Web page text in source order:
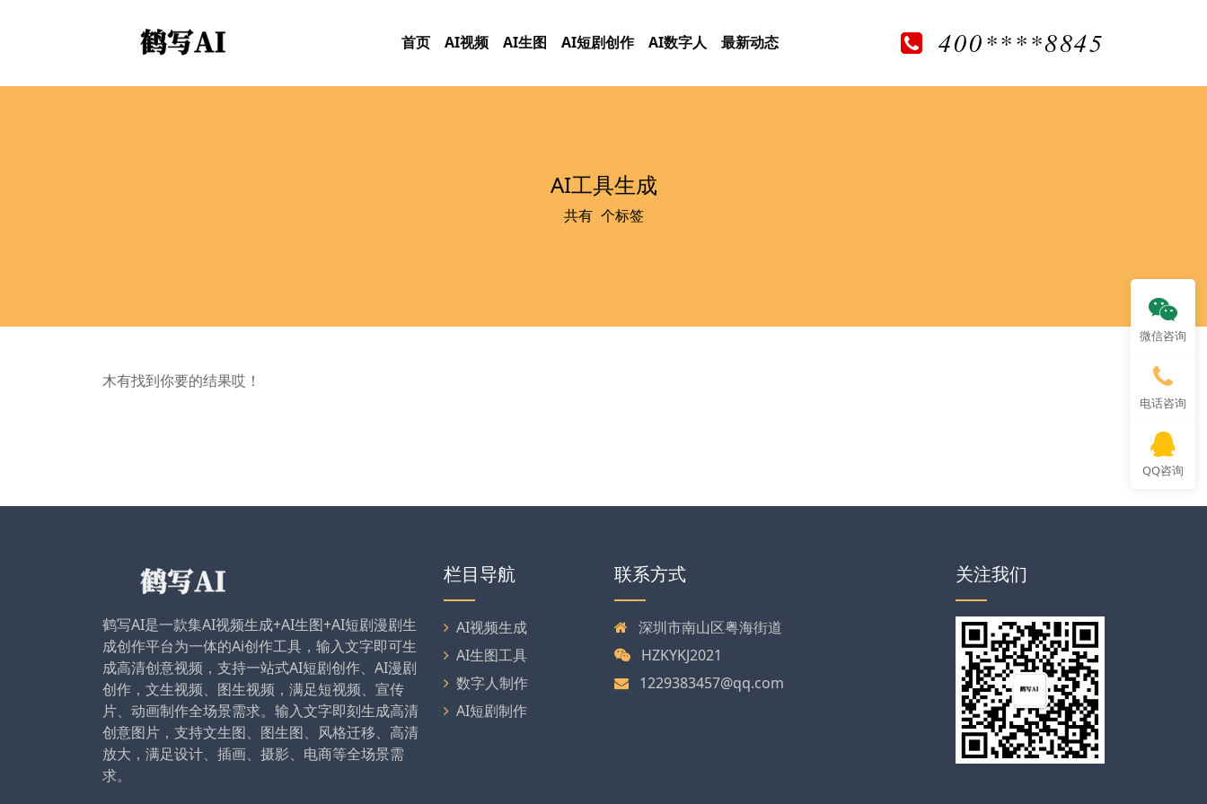
首页 AI视频 AI生图 AI短剧创作 AI数字人 最新动态 400****8845
AI工具生成
共有0 个标签
木有找到你要的结果哎！
鹤写AI是一款集AI视频生成+AI生图+AI短剧漫剧生
成创作平台为一体的Ai创作工具，输入文字即可生
成高清创意视频，支持一站式AI短剧创作、AI漫剧
创作，文生视频、图生视频，满足短视频、宣传
片、动画制作全场景需求。输入文字即刻生成高清
创意图片，支持文生图、图生图、风格迁移、高清
放大，满足设计、插画、摄影、电商等全场景需
求。
栏目导航
AI视频生成
AI生图工具
数字人制作
AI短剧制作
联系方式
深圳市南山区粤海街道
HZKYKJ2021
1229383457@qq.com
关注我们
微信咨询
电话咨询
QQ咨询